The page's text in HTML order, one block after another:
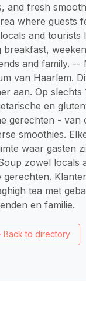
and fresh
where guests
and
and family.
van Haarlem.
aan. Op slechts
en
gerechten -
smoothies.
waar gasten
zowel locals
tea met
en familie.
Back to directory